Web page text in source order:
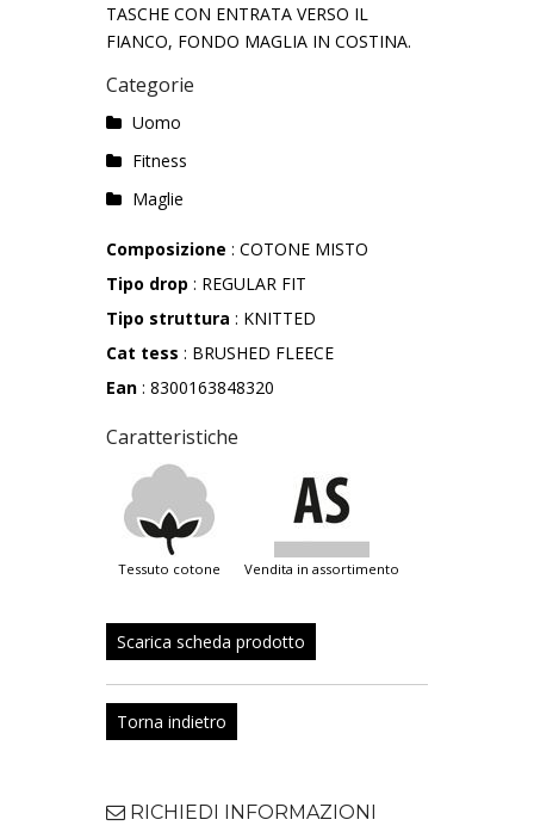
TASCHE CON ENTRATA VERSO IL
FIANCO, FONDO MAGLIA IN COSTINA.
Categorie
Uomo
Fitness
Maglie
Composizione : COTONE MISTO
Tipo drop : REGULAR FIT
Tipo struttura : KNITTED
Cat tess : BRUSHED FLEECE
Ean : 8300163848320
Caratteristiche
tessuto cotone vendita in assortimento
Scarica scheda prodotto
Torna indietro
RICHIEDI INFORMAZIONI